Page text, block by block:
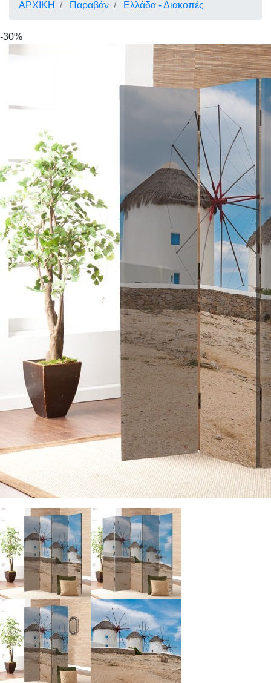
ΑΡΧΙΚΗ Παραβάν Ελλάδα - Διακοπές
-30%